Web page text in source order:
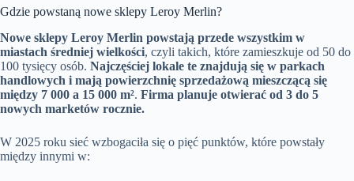
Gdzie powstaną nowe sklepy Leroy Merlin?
Nowe sklepy Leroy Merlin powstają przede wszystkim w
miastach średniej wielkości, czyli takich, które zamieszkuje od 50 do
100 tysięcy osób. Najczęściej lokale te znajdują się w parkach
handlowych i mają powierzchnię sprzedażową mieszczącą się
między 7 000 a 15 000 m². Firma planuje otwierać od 3 do 5
nowych marketów rocznie.
W 2025 roku sieć wzbogaciła się o pięć punktów, które powstały
między innymi w: